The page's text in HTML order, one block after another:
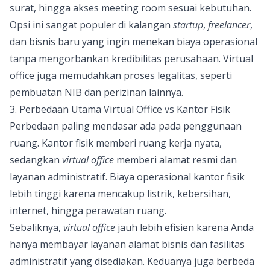
surat, hingga akses meeting room sesuai kebutuhan.
Opsi ini sangat populer di kalangan startup, freelancer,
dan bisnis baru yang ingin menekan biaya operasional
tanpa mengorbankan kredibilitas perusahaan. Virtual
office juga memudahkan proses legalitas, seperti
pembuatan NIB dan perizinan lainnya.
3. Perbedaan Utama Virtual Office vs Kantor Fisik
Perbedaan paling mendasar ada pada penggunaan
ruang. Kantor fisik memberi ruang kerja nyata,
sedangkan virtual office memberi alamat resmi dan
layanan administratif. Biaya operasional kantor fisik
lebih tinggi karena mencakup listrik, kebersihan,
internet, hingga perawatan ruang.
Sebaliknya, virtual office jauh lebih efisien karena Anda
hanya membayar layanan alamat bisnis dan fasilitas
administratif yang disediakan. Keduanya juga berbeda